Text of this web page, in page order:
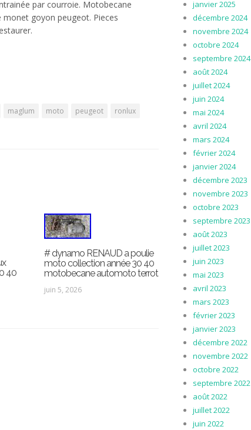
par courroie. Motobecane
goyon peugeot. Pieces
maglum moto peugeot ronlux
40
# dynamo RENAUD a poulie
moto collection année 30 40
motobecane automoto terrot
juin 5, 2026
janvier 2025
décembre 2024
novembre 2024
octobre 2024
septembre 2024
août 2024
juillet 2024
juin 2024
mai 2024
avril 2024
mars 2024
février 2024
janvier 2024
décembre 2023
novembre 2023
octobre 2023
septembre 2023
août 2023
juillet 2023
juin 2023
mai 2023
avril 2023
mars 2023
février 2023
janvier 2023
décembre 2022
novembre 2022
octobre 2022
septembre 2022
août 2022
juillet 2022
juin 2022